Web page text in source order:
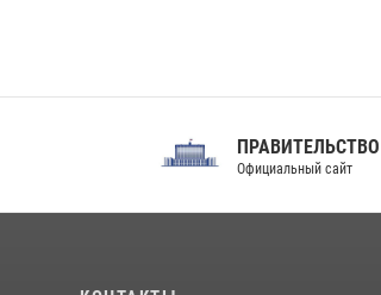
ПРАВИТЕЛЬСТВО РФ
Официальный сайт